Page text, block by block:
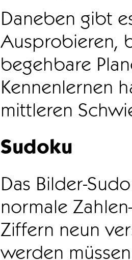
Daneben gibt
Ausprobieren,
begehbare
Kennenlernen
mittleren
Sudoku
Das Bilder-
normale
Ziffern neun
werden